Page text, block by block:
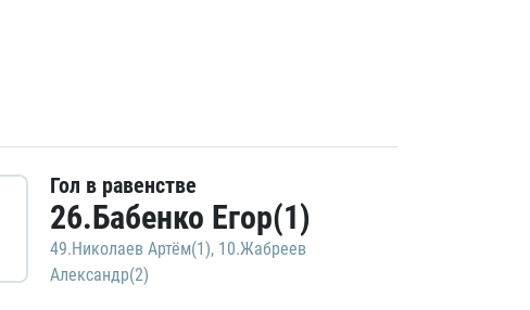
Гол в равенстве
26.Бабенко Егор(1)
49.Николаев Артём(1), 10.Жабреев
Александр(2)